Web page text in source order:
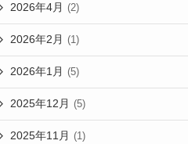
2026年4月 (2)
2026年2月 (1)
2026年1月 (5)
2025年12月 (5)
2025年11月 (1)